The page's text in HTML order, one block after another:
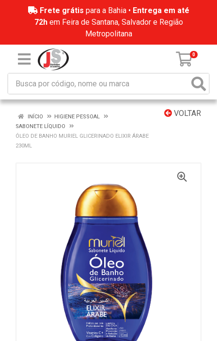
Frete grátis para a Bahia • Entrega em até
72hem Feira de Santana, Salvador e Região
Metropolitana
0
VOLTAR
INÍCIO
HIGIENE PESSOAL
SABONETE LÍQUIDO
ÓLEO DE BANHO MURIEL GLICERINADO ELIXIR ÁRABE
230ML